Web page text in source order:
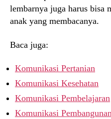
lembarnya juga harus bisa
anak yang membacanya.
Baca juga:
Komunikasi Pertanian
Komunikasi Kesehatan
Komunikasi Pembelajaran
Komunikasi